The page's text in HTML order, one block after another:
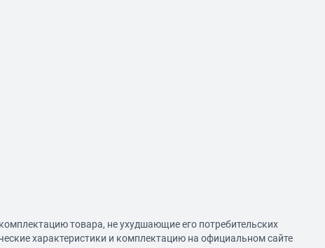
товара, не ухудшающие его потребительских
характеристики и комплектацию на официальном сайте